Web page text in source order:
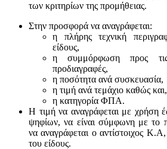
των κριτηρίων της προμήθειας.
Στην προσφορά να αναγράφεται:
η πλήρης τεχνική
είδους,
η συμμόρφωση προς τις
προδιαγραφές,
η ποσότητα ανά συσκευασία,
η τιμή ανά τεμάχιο καθώς και,
η κατηγορία ΦΠΑ.
Η τιμή να αναγράφεται με χρήση
ψηφίων, να είναι σύμφωνη με το
να αναγράφεται ο αντίστοιχος
του είδους.